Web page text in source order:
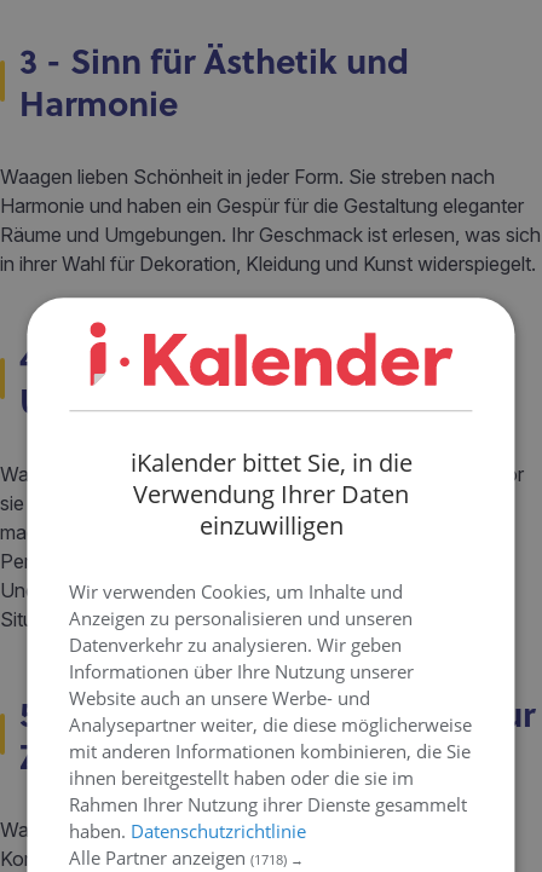
3 - Sinn für Ästhetik und
Harmonie
Waagen lieben Schönheit in jeder Form. Sie streben nach
Harmonie und haben ein Gespür für die Gestaltung eleganter
Räume und Umgebungen. Ihr Geschmack ist erlesen, was sich
in ihrer Wahl für Dekoration, Kleidung und Kunst widerspiegelt.
4 - Zweifel und Tendenz zur
Unentschlossenheit
Waagen analysieren sorgfältig alle Vor- und Nachteile, bevor
sie eine Entscheidung treffen. Sie haben Angst, Fehler zu
machen und reagieren mitunter zögerlich, da sie stets nach
Perfektion streben. Diese Zweifel können sich in
Unentschlossenheit ausdrücken und sie in komplizierte
Situationen bringen.
5 - Diplomatie und Fähigkeit zur
Zusammenarbeit
Waagen verstehen es, Spannungen zu schlichten und
Konflikte mit Fingerspitzengefühl und Diplomatie zu
iKalender bittet Sie, in die
Verwendung Ihrer Daten
einzuwilligen
Wir verwenden Cookies, um Inhalte und
Anzeigen zu personalisieren und unseren
Datenverkehr zu analysieren. Wir geben
Informationen über Ihre Nutzung unserer
Website auch an unsere Werbe- und
Analysepartner weiter, die diese möglicherweise
mit anderen Informationen kombinieren, die Sie
ihnen bereitgestellt haben oder die sie im
Rahmen Ihrer Nutzung ihrer Dienste gesammelt
haben. Datenschutzrichtlinie
Alle Partner anzeigen(1718) →